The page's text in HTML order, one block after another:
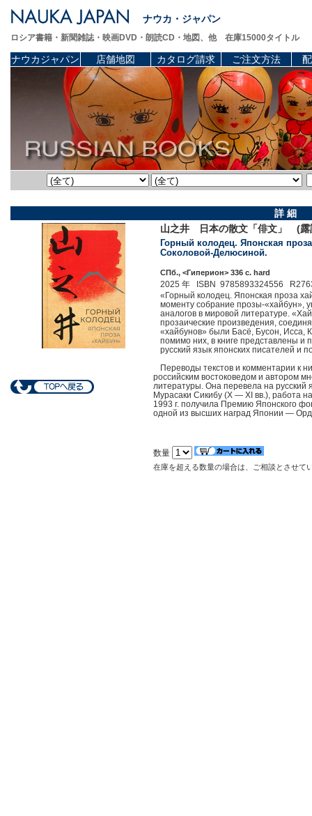
ナウカ・ジャパン
ロシア書籍・新聞雑誌・映画DVD・朗読CD・地図、他 在庫15000タイトル
ナウカジャパン 店舗地図 カタログ請求 ご注文方法
詳 細
山之井 日本の散文「俳文」 (露
Горный колодец. Японская
Соколовой-Делюсиной.
СПб., <Гиперион> 336 c. hard
2025 年 ISBN 9785893324556
«Горный колодец. Японская проза
моменту собрание прозы-«хайбун»,
аналогов в мировой литературе.
прозаические произведения,
«хайбунов» были Басё, Бусон, Исса,
помимо них, в книге представлены и
русский язык японских писателей и
Переводы текстов и комментарии к
российским востоковедом и автором
литературы. Она перевела на русский
Мурасаки Сикибу (X — XI вв.), работа
1993 г. получила Премию Японского
одной из высших наград Японии —
数量
在庫を超える数量の場合は、ご相談とさせて